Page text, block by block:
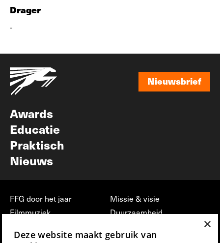
Drager
-
Nieuwsbrief
Awards
Educatie
Praktisch
Nieuws
FFG door het jaar
Filmmuziek
Press & Industry
Missie & visie
Duurzaamheid
vrijwilligerswerk bij FFG
×
Deze website maakt gebruik van